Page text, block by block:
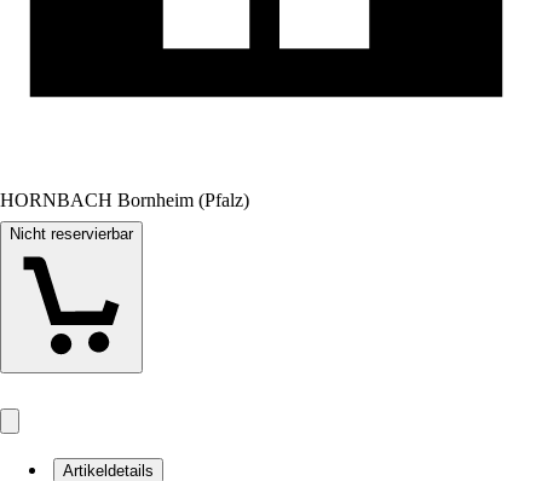
HORNBACH Bornheim (Pfalz)
Nicht reservierbar
Artikeldetails